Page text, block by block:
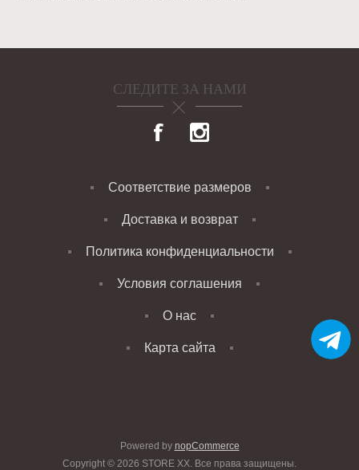
СЛЕДИТЕ ЗА НАМИ
Соответствие размеров
Доставка и возврат
Политика конфиденциальности
Условия соглашения
О нас
Карта сайта
Powered by nopCommerce
Copyright © 2026 STORE XX. Все права защищены.